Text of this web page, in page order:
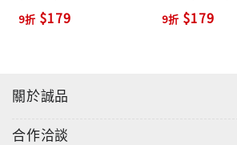
9折 $179 9折 $179
關於誠品
合作洽談